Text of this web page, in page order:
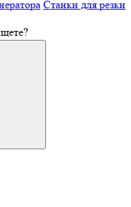
Станки для резки